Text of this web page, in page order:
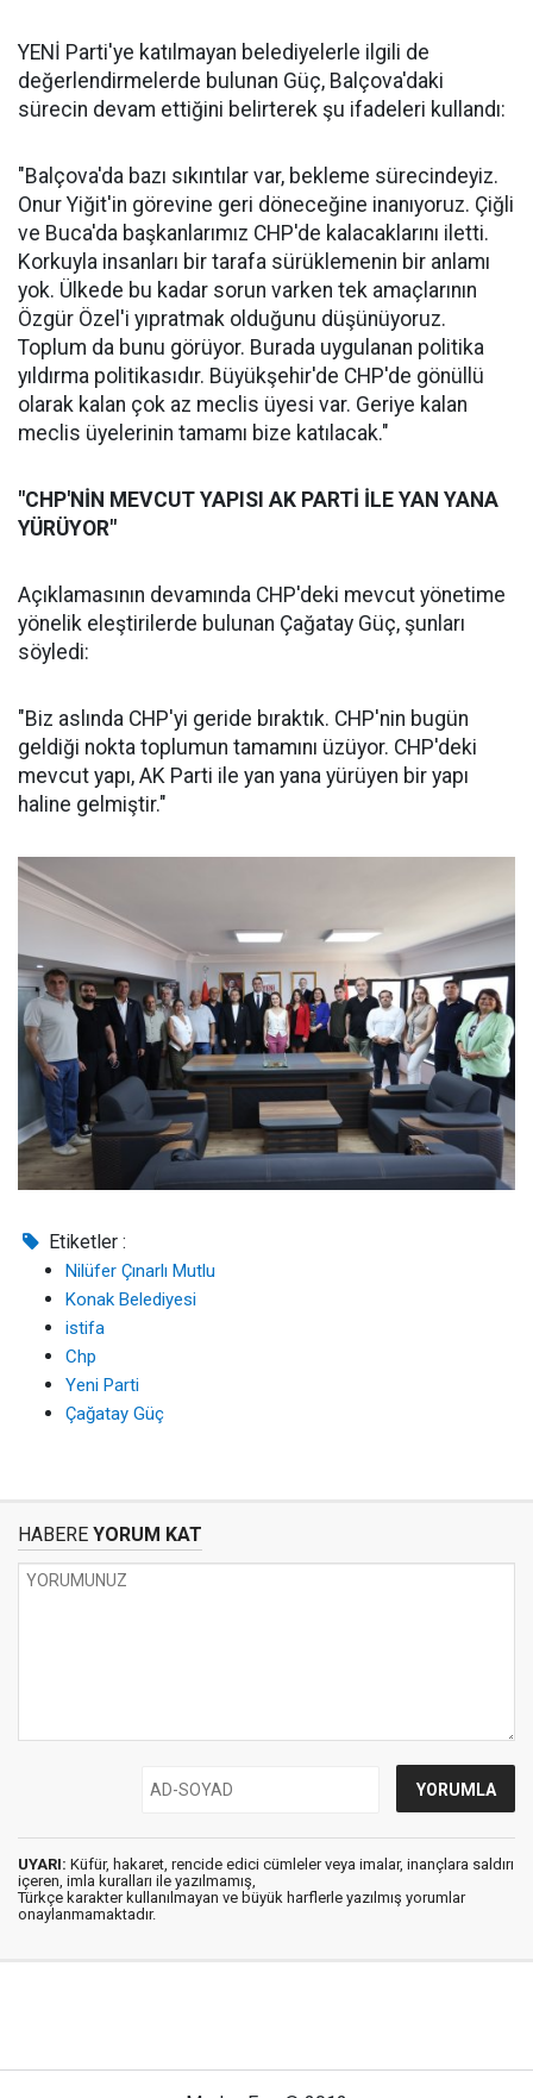
YENİ Parti'ye katılmayan belediyelerle ilgili de
değerlendirmelerde bulunan Güç, Balçova'daki
sürecin devam ettiğini belirterek şu ifadeleri kullandı:
"Balçova'da bazı sıkıntılar var, bekleme sürecindeyiz.
Onur Yiğit'in görevine geri döneceğine inanıyoruz. Çiğli
ve Buca'da başkanlarımız CHP'de kalacaklarını iletti.
Korkuyla insanları bir tarafa sürüklemenin bir anlamı
yok. Ülkede bu kadar sorun varken tek amaçlarının
Özgür Özel'i yıpratmak olduğunu düşünüyoruz.
Toplum da bunu görüyor. Burada uygulanan politika
yıldırma politikasıdır. Büyükşehir'de CHP'de gönüllü
olarak kalan çok az meclis üyesi var. Geriye kalan
meclis üyelerinin tamamı bize katılacak."
"CHP'NİN MEVCUT YAPISI AK PARTİ İLE YAN YANA
YÜRÜYOR"
Açıklamasının devamında CHP'deki mevcut yönetime
yönelik eleştirilerde bulunan Çağatay Güç, şunları
söyledi:
"Biz aslında CHP'yi geride bıraktık. CHP'nin bugün
geldiği nokta toplumun tamamını üzüyor. CHP'deki
mevcut yapı, AK Parti ile yan yana yürüyen bir yapı
haline gelmiştir."
Etiketler :
Nilüfer Çınarlı Mutlu
Konak Belediyesi
istifa
Chp
Yeni Parti
Çağatay Güç
HABERE YORUM KAT
UYARI: Küfür, hakaret, rencide edici cümleler veya imalar, inançlara saldırı
içeren, imla kuralları ile yazılmamış,
Türkçe karakter kullanılmayan ve büyük harflerle yazılmış yorumlar
onaylanmamaktadır.